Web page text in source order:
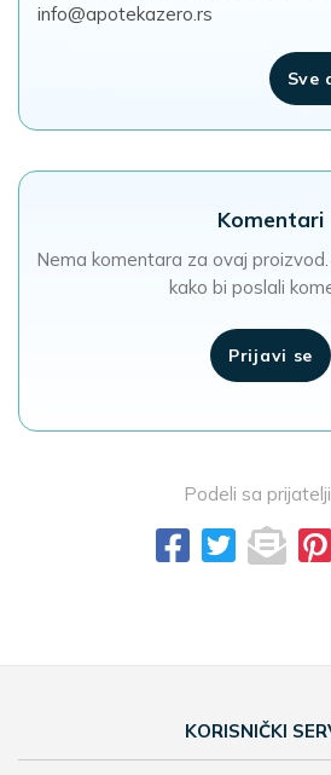
Komentari
Nema komentara za ovaj
kako bi poslali
Prijavi se
Podeli sa
info@apotekazero.rs
Sve
KORISNIČKI